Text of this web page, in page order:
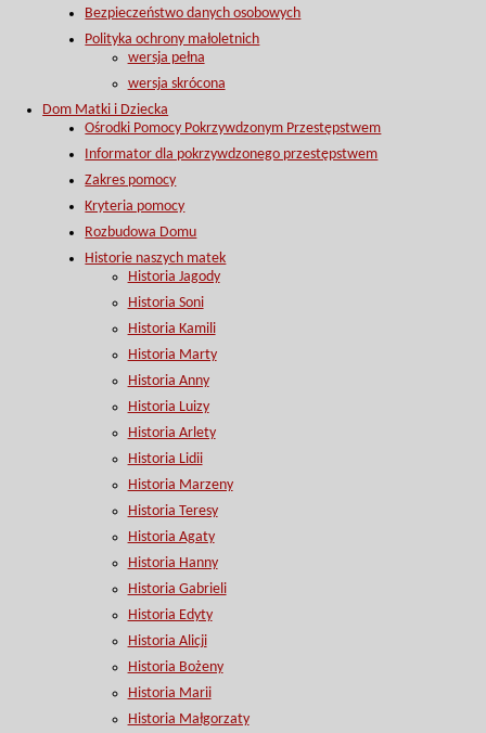
Bezpieczeństwo danych osobowych
Polityka ochrony małoletnich
wersja pełna
wersja skrócona
Dom Matki i Dziecka
Ośrodki Pomocy Pokrzywdzonym Przestępstwem
Informator dla pokrzywdzonego przestępstwem
Zakres pomocy
Kryteria pomocy
Rozbudowa Domu
Historie naszych matek
Historia Jagody
Historia Soni
Historia Kamili
Historia Marty
Historia Anny
Historia Luizy
Historia Arlety
Historia Lidii
Historia Marzeny
Historia Teresy
Historia Agaty
Historia Hanny
Historia Gabrieli
Historia Edyty
Historia Alicji
Historia Bożeny
Historia Marii
Historia Małgorzaty